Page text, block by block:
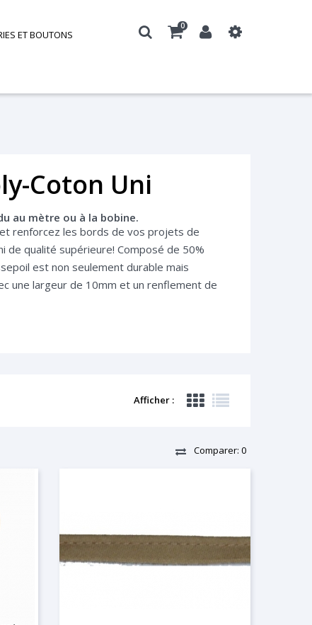
0
ET BOUTONS
Coton Uni
au mètre ou à la bobine.
renforcez les bords de vos projets de
de qualité supérieure! Composé de 50%
est non seulement durable mais
une largeur de 10mm et un renflement de
Afficher :
Comparer: 0